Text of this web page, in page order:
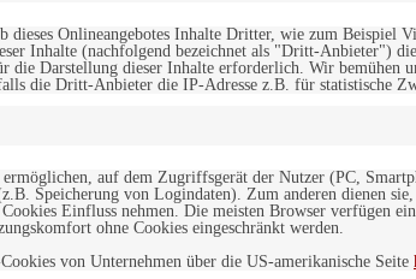
dieses Onlineangebotes Inhalte Dritter, wie zum Beispiel
Inhalte (nachfolgend bezeichnet als "Dritt-Anbieter")
die Darstellung dieser Inhalte erforderlich. Wir bemühen
die Dritt-Anbieter die IP-Adresse z.B. für statistische
auf dem Zugriffsgerät der Nutzer (PC,
Speicherung von Logindaten). Zum anderen dienen
Einfluss nehmen. Die meisten Browser verfügen
ohne Cookies eingeschränkt werden.
von Unternehmen über die US-amerikanische Seite